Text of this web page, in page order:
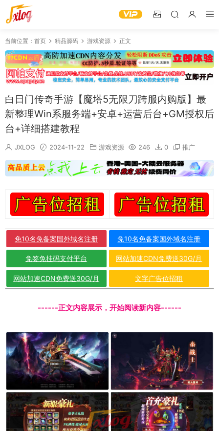
当前位置： 首页 精品源码 游戏资源 正文
白日门传奇手游【魔塔5无限刀跨服内购版】最
新整理Win系服务端+安卓+运营后台+GM授权后
台+详细搭建教程
JXLOG 2024-11-22 游戏资源 246 0 推广
免10名免备案国外域名注册 免10名免备案国外域名注册
免签免挂码支付平台 网站加速CDN免费送30G/月
网站加速CDN免费送30G/月 文字广告位招租
------正文内容展示，开始阅读新内容------